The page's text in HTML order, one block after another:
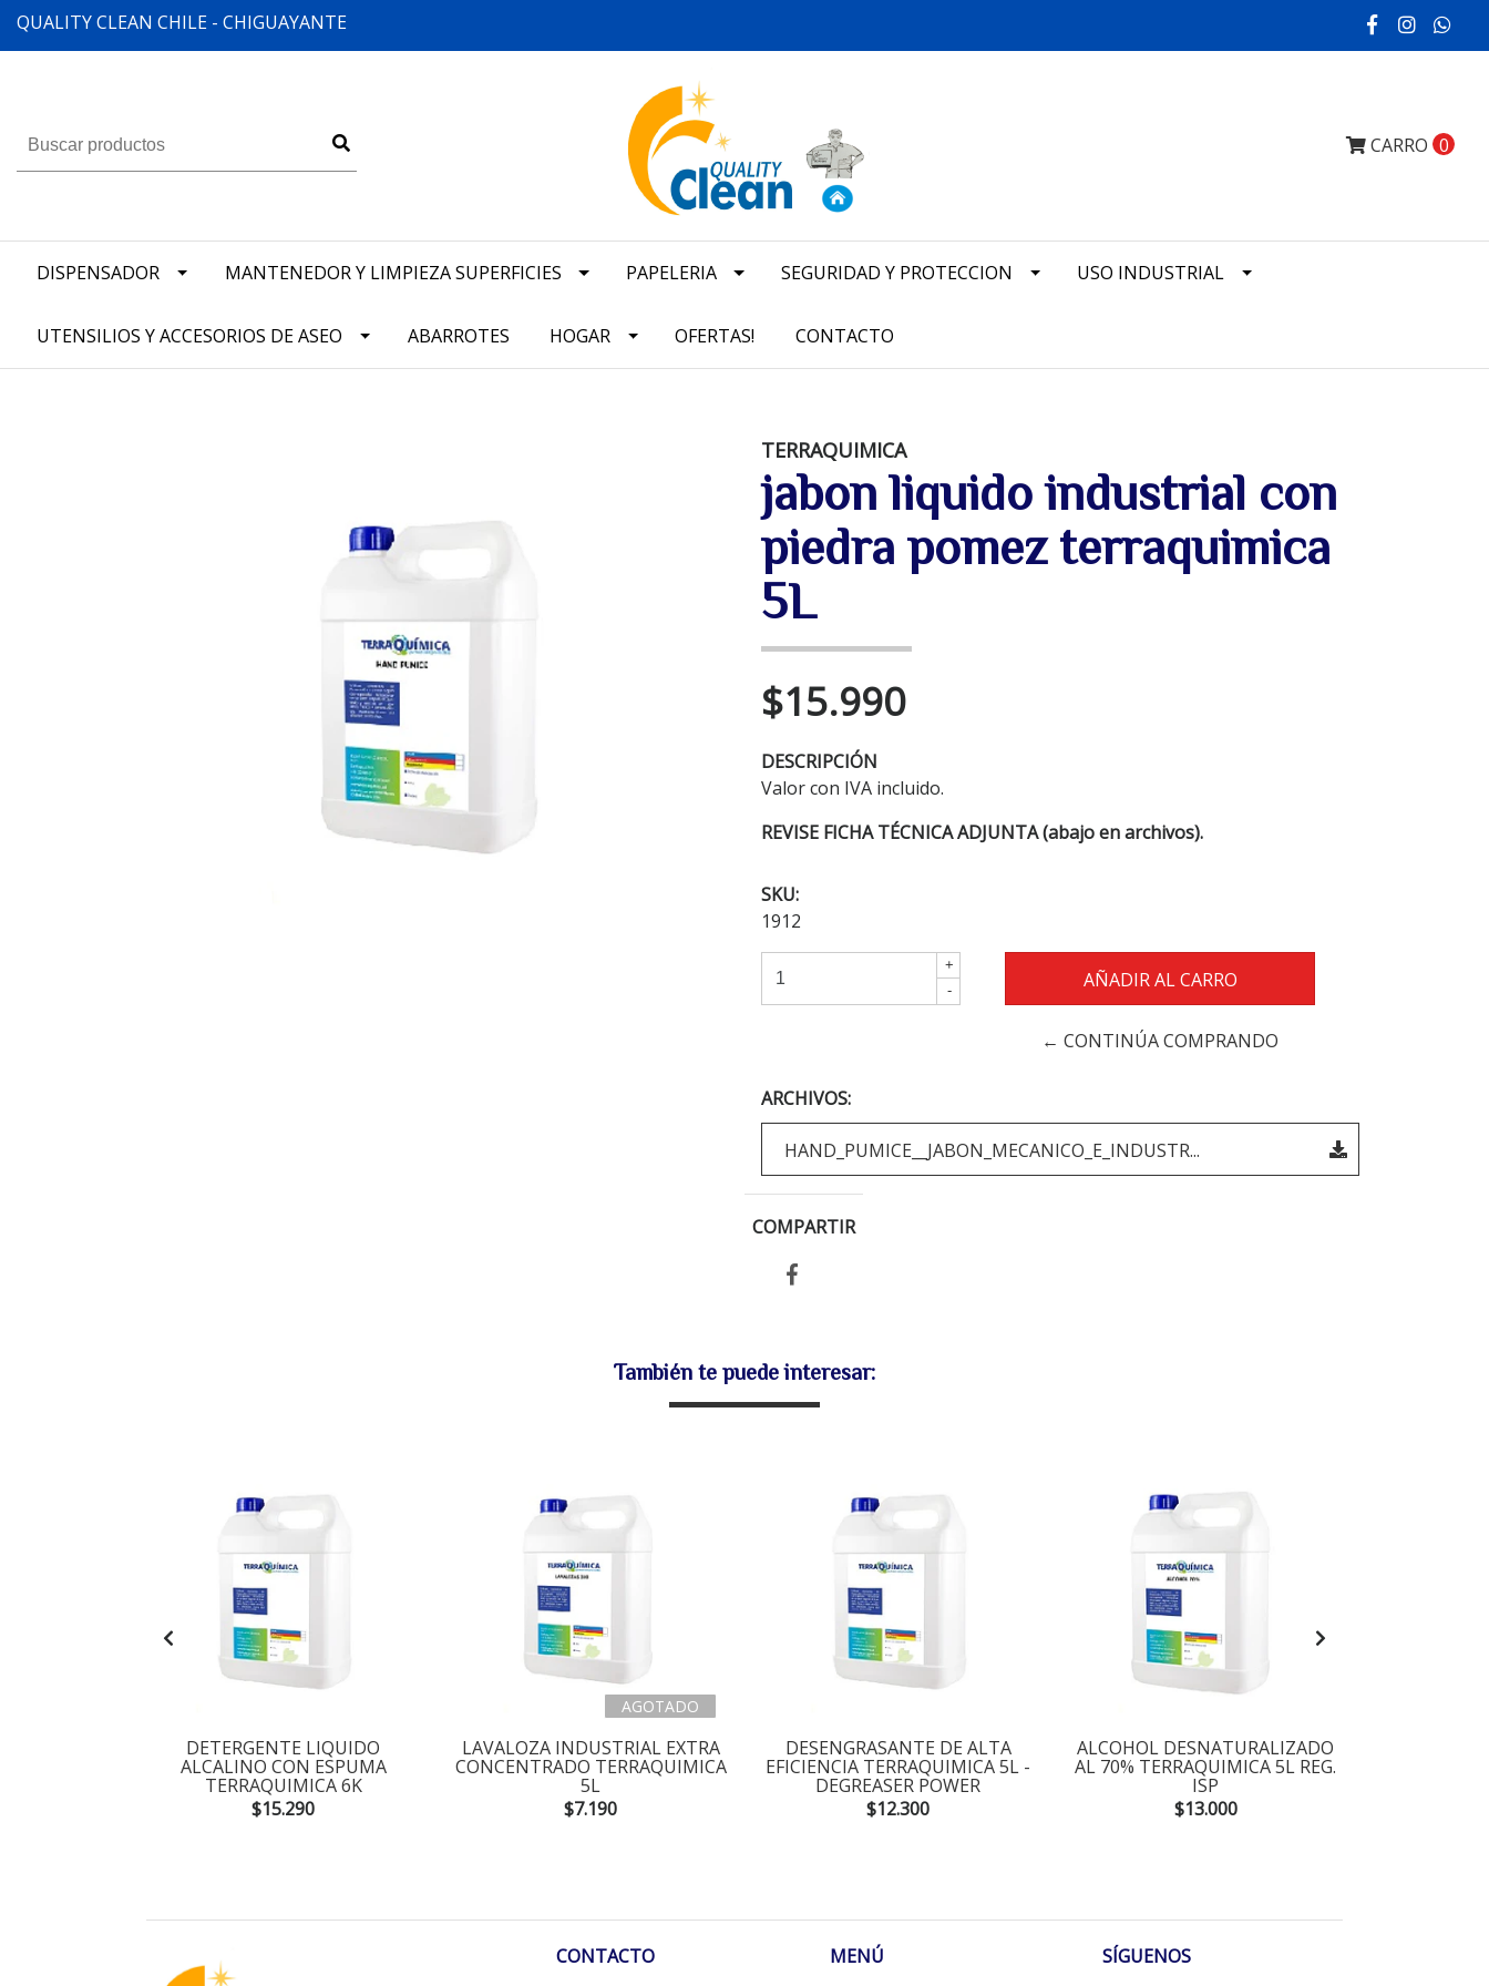
QUALITY CLEAN CHILE - CHIGUAYANTE
CARRO 0
DISPENSADOR MANTENEDOR Y LIMPIEZA SUPERFICIES PAPELERIA SEGURIDAD Y PROTECCION USO INDUSTRIAL
UTENSILIOS Y ACCESORIOS DE ASEO ABARROTES HOGAR OFERTAS! CONTACTO
TERRAQUIMICA
jabon liquido industrial con
piedra pomez terraquimica
5L
$15.990
DESCRIPCIÓN
Valor con IVA incluido.
REVISE FICHATÉCNICAADJUNTA (abajo en archivos).
SKU:
1912
+
-
← CONTINÚA COMPRANDO
ARCHIVOS:
HAND_PUMICE__JABON_MECANICO_E_INDUSTR...
COMPARTIR
También te puede interesar:
DETERGENTE LIQUIDO
ALCALINO CON ESPUMA
TERRAQUIMICA 6K
$15.290
AGOTADO
LAVALOZA INDUSTRIAL EXTRA
CONCENTRADO TERRAQUIMICA
5L
$7.190
DESENGRASANTE DE ALTA
EFICIENCIA TERRAQUIMICA 5L -
DEGREASER POWER
$12.300
ALCOHOL DESNATURALIZADO
AL 70% TERRAQUIMICA 5L REG.
ISP
$13.000
CONTACTO MENÚ SÍGUENOS